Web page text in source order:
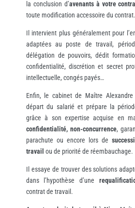
la conclusion d’avenants à votre
toute modification accessoire du contrat.
Il intervient plus généralement pour
adaptées au poste de travail,
délégation de pouvoirs, dédit
confidentialité, discrétion et secret
intellectuelle, congés payés…
Enfin, le cabinet de Maître Alexandre
départ du salarié et prépare la
grâce à son expertise acquise en
confidentialité, non-concurrence,
parachute ou encore lors de
travail ou de priorité de réembauchage.
Il essaye de trouver des solutions
dans l’hypothèse d’une
contrat de travail.